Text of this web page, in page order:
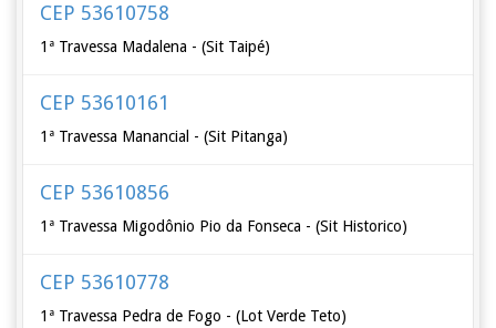
CEP 53610758
1ª Travessa Madalena - (Sit Taipé)
CEP 53610161
1ª Travessa Manancial - (Sit Pitanga)
CEP 53610856
1ª Travessa Migodônio Pio da Fonseca - (Sit Historico)
CEP 53610778
1ª Travessa Pedra de Fogo - (Lot Verde Teto)